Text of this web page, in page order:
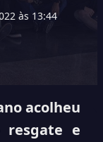
às 13:44
acolheu
resgate e